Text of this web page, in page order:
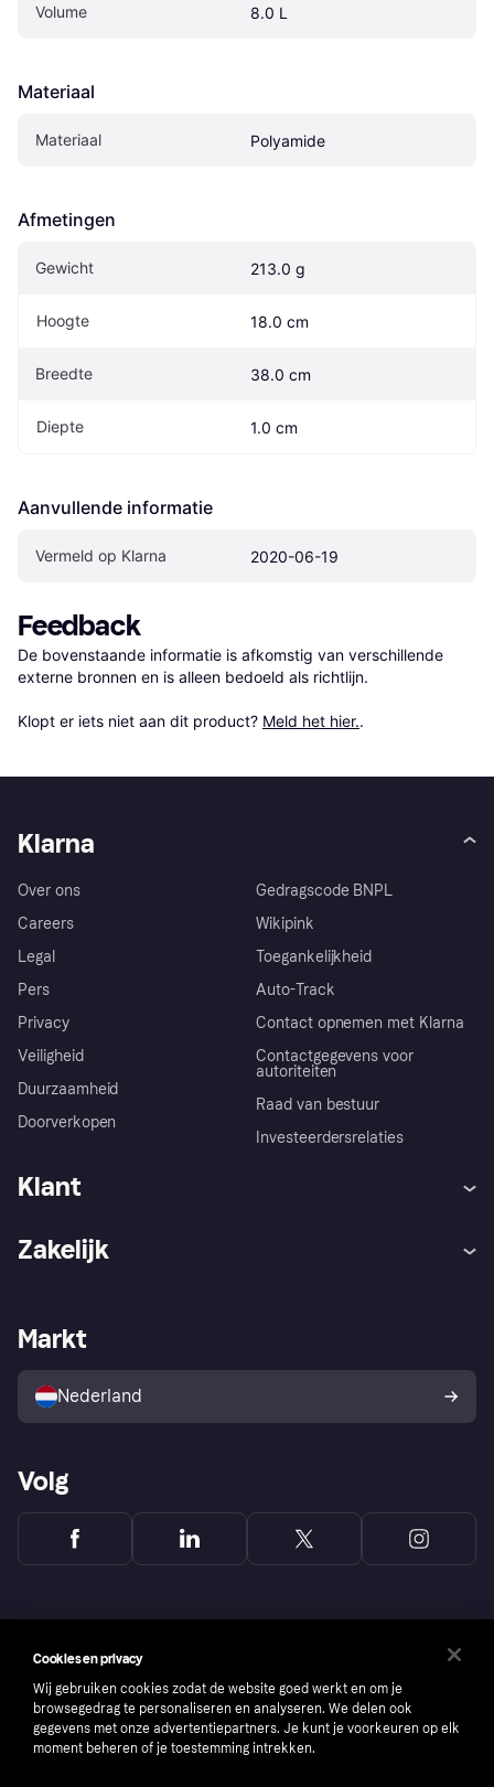
Volume 8.0 L
Materiaal
Materiaal Polyamide
Afmetingen
Gewicht 213.0 g
Hoogte 18.0 cm
Breedte 38.0 cm
Diepte 1.0 cm
Aanvullende informatie
Vermeld op Klarna 2020-06-19
Feedback
De bovenstaande informatie is afkomstig van verschillende
externe bronnen en is alleen bedoeld als richtlijn.
Klopt er iets niet aan dit product? Meld het hier..
Klarna
Over ons
Careers
Legal
Pers
Privacy
Veiligheid
Duurzaamheid
Doorverkopen
Gedragscode BNPL
Wikipink
Toegankelijkheid
Auto-Track
Contact opnemen met Klarna
Contactgegevens voor
autoriteiten
Raad van bestuur
Investeerdersrelaties
Klant
Winkeloverzicht
Kopersbescherming voor
consumenten
Zakelijk
Zakelijke login
Markt
Nederland
Volg
Cookies en privacy
Wij gebruiken cookies zodat de website goed werkt en om je
browsegedrag te personaliseren en analyseren. We delen ook
gegevens met onze advertentiepartners. Je kunt je voorkeuren op elk
moment beheren of je toestemming intrekken.